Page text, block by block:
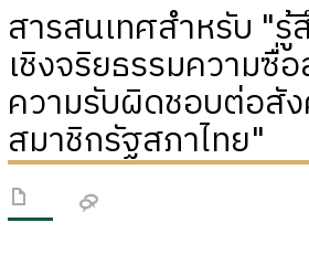
สารสนเทศสำหรับ "รู้
เชิงจริยธรรมความซื่
ความรับผิดชอบต่อสั
สมาชิกรัฐสภาไทย"